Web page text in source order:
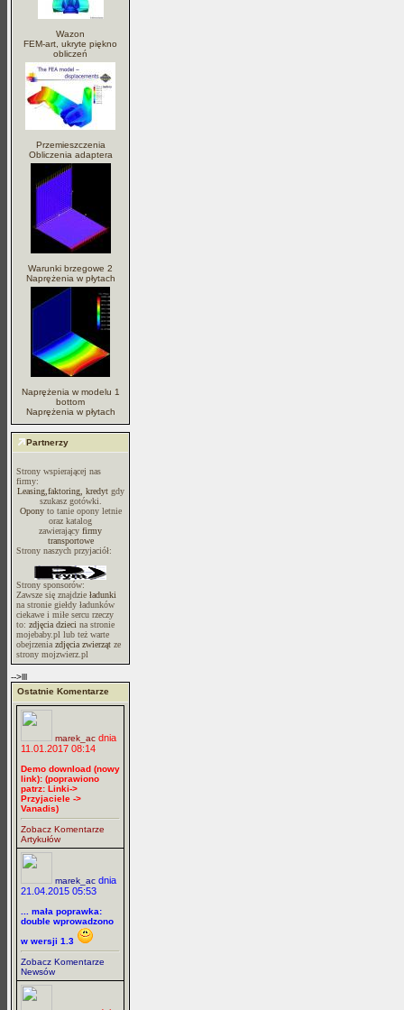
Wazon
FEM-art, ukryte piękno
obliczeń
Przemieszczenia
Obliczenia adaptera
Warunki brzegowe 2
Naprężenia w płytach
Naprężenia w modelu 1
bottom
Naprężenia w płytach
Partnerzy
Strony wspierającej nas
firmy:
Leasing,faktoring, kredytgdy
szukasz gotówki.
Oponyto tanie opony letnie
oraz katalog
zawierający firmy
transportowe
Strony naszych przyjaciół:
Strony sponsorów:
Zawsze się znajdzie ładunki
na stronie giełdy ładunków
ciekawe i miłe sercu rzeczy
to: zdjęcia dzieci na stronie
mojebaby.pl lub też warte
obejrzenia zdjęcia zwierząt ze
strony mojzwierz.pl
-->lll
Ostatnie Komentarze
marek_ac dnia
11.01.2017 08:14
Demo download (nowy
link): (poprawiono
patrz: Linki->
Przyjaciele ->
Vanadis)
Zobacz Komentarze
Artykułów
marek_ac dnia
21.04.2015 05:53
... mała poprawka:
double wprowadzono
w wersji 1.3
Zobacz Komentarze
Newsów